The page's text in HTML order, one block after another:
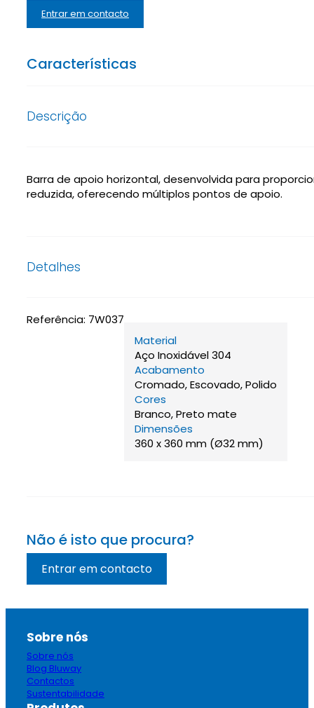
Entrar em contacto
Características
Descrição
Barra de apoio horizontal, desenvolvida para
reduzida, oferecendo múltiplos pontos de apoio.
Detalhes
Referência: 7W037
Material
Aço Inoxidável 304
Acabamento
Cromado, Escovado, Polido
Cores
Branco, Preto mate
Dimensões
360 x 360 mm (Ø32 mm)
Não é isto que procura?
Entrar em contacto
Sobre nós
Sobre nós
Blog Bluway
Contactos
Sustentabilidade